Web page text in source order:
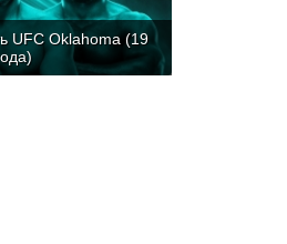
UFC Oklahoma (19